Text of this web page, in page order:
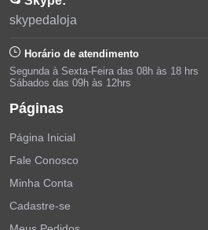
skypedaloja
Horário de atendimento
Segunda à Sexta-Feira das 08h às 18 hrs
Sábados das 09h às 12hrs
Páginas
Página Inicial
Fale Conosco
Minha Conta
Cadastre-se
Meus Pedidos